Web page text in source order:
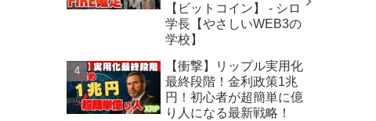
【ビットコイン】 - シロ
学長【やさしいWEB3の
学校】
【衝撃】リップル実用化
最終段階！金利政策1兆
円！初心者が超簡単に億
り人になる最新戦略！